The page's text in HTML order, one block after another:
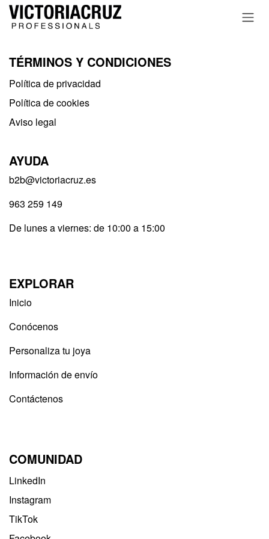
Ir al contenido
TÉRMINOS Y CONDICIONES
Política de privacidad​
Política de cookies
Aviso legal
AYUDA
b2b@victoriacruz.es
963 259 149
De lunes a viernes: de 10:00 a 15:00
EXPLORAR
Inicio
Conócenos
Personaliza tu joya
Información de envío
Contáctenos
COMUNIDAD
LinkedIn
Instagram
TikTok